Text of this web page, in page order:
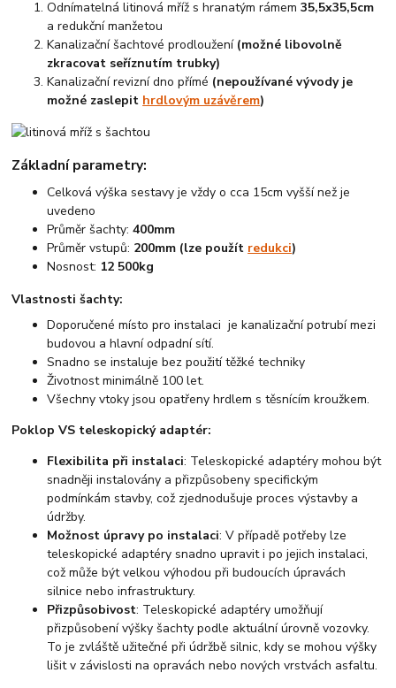
Odnímatelná litinová mříž s hranatým rámem35,5x35,5cm
a redukční manžetou
Kanalizační šachtové prodloužení (možné libovolně
zkracovat seříznutím trubky)
Kanalizační revizní dno přímé (nepoužívané vývody je
možné zaslepit hrdlovým uzávěrem)
Základní parametry:
Celková výška sestavy je vždy o cca 15cm vyšší než je
uvedeno
Průměr šachty:400mm
Průměr vstupů: 200mm (lze použít redukci)
Nosnost: 12 500kg
Vlastnosti šachty:
Doporučené místo pro instalaci je kanalizační potrubí mezi
budovou a hlavní odpadní sítí.
Snadno se instaluje bez použití těžké techniky
Životnost minimálně 100 let.
Všechny vtoky jsou opatřeny hrdlem s těsnícím kroužkem.
Poklop VS teleskopický adaptér:
Flexibilita při instalaci: Teleskopické adaptéry mohou být
snadněji instalovány a přizpůsobeny specifickým
podmínkám stavby, což zjednodušuje proces výstavby a
údržby.
Možnost úpravy po instalaci: V případě potřeby lze
teleskopické adaptéry snadno upravit i po jejich instalaci,
což může být velkou výhodou při budoucích úpravách
silnice nebo infrastruktury.
Přizpůsobivost: Teleskopické adaptéry umožňují
přizpůsobení výšky šachty podle aktuální úrovně vozovky.
To je zvláště užitečné při údržbě silnic, kdy se mohou výšky
lišit v závislosti na opravách nebo nových vrstvách asfaltu.